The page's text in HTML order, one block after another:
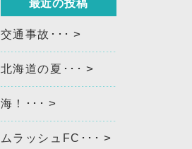
最近の投稿
交通事故･･･
北海道の夏･･･
海！･･･
ムラッシュFC･･･